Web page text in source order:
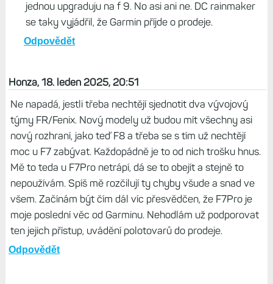
jednou upgraduju na f 9. No asi ani ne. DC rainmaker
se taky vyjádřil, že Garmin příjde o prodeje.
Odpovědět
Honza, 18. leden 2025, 20:51
Ne napadá, jestli třeba nechtějí sjednotit dva vývojový
týmy FR/Fenix. Nový modely už budou mít všechny asi
nový rozhraní, jako teď F8 a třeba se s tím už nechtějí
moc u F7 zabývat. Každopádně je to od nich trošku hnus.
Mě to teda u F7Pro netrápí, dá se to obejít a stejně to
nepoužívám. Spíš mě rozčilují ty chyby všude a snad ve
všem. Začínám být čím dál víc přesvědčen, že F7Pro je
moje poslední věc od Garminu. Nehodlám už podporovat
ten jejich přístup, uvádění polotovarů do prodeje.
Odpovědět